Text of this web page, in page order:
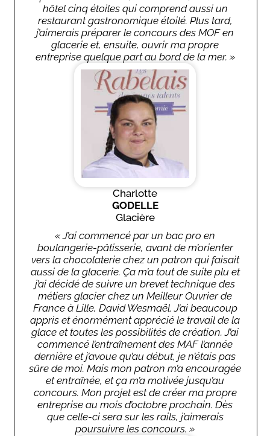
hôtel cinq étoiles qui comprend aussi un
restaurant gastronomique étoilé. Plus tard,
j’aimerais préparer le concours des MOF en
glacerie et, ensuite, ouvrir ma propre
entreprise quelque part au bord de la mer. »
Charlotte
GODELLE
Glacière
« J’ai commencé par un bac pro en
boulangerie-pâtisserie, avant de m’orienter
vers la chocolaterie chez un patron qui faisait
aussi de la glacerie. Ça m’a tout de suite plu et
j’ai décidé de suivre un brevet technique des
métiers glacier chez un Meilleur Ouvrier de
France à Lille, David Wesmaël. J’ai beaucoup
appris et énormément apprécié le travail de la
glace et toutes les possibilités de création. J’ai
commencé l’entraînement des MAF l’année
dernière et j’avoue qu’au début, je n’étais pas
sûre de moi. Mais mon patron m’a encouragée
et entraînée, et ça m’a motivée jusqu’au
concours. Mon projet est de créer ma propre
entreprise au mois d’octobre prochain. Dès
que celle-ci sera sur les rails, j’aimerais
poursuivre les concours. »